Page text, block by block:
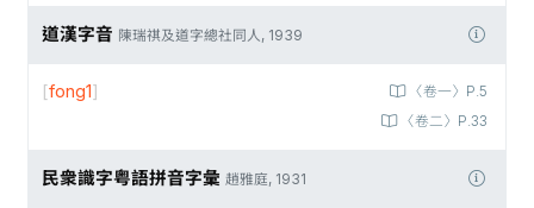
道漢字音 陳瑞祺及道字總社同人, 1939
〈卷一〉P.5
〈卷二〉P.33
[fong1]
民衆識字粤語拼音字彙 趙雅庭, 1931